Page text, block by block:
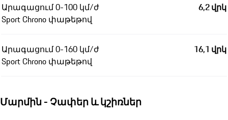
Արագացում 0-100 կմ/ժ
Sport Chrono փաթեթով
6,2 վրկ
Արագացում 0-160 կմ/ժ
Sport Chrono փաթեթով
16,1 վրկ
Մարմին - Չափեր և կշիռներ